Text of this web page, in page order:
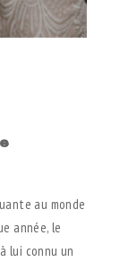
au monde
année, le
lui connu un